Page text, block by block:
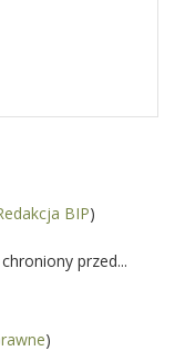
BIP)
przed...
)